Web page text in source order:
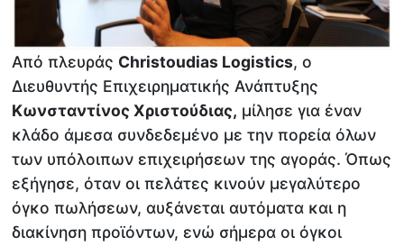
Από πλευράς Christoudias Logistics, ο
Διευθυντής Επιχειρηματικής Ανάπτυξης
Κωνσταντίνος Χριστούδιας, μίλησε για έναν
κλάδο άμεσα συνδεδεμένο με την πορεία όλων
των υπόλοιπων επιχειρήσεων της αγοράς. Όπως
εξήγησε, όταν οι πελάτες κινούν μεγαλύτερο
όγκο πωλήσεων, αυξάνεται αυτόματα και η
διακίνηση προϊόντων, ενώ σήμερα οι όγκοι